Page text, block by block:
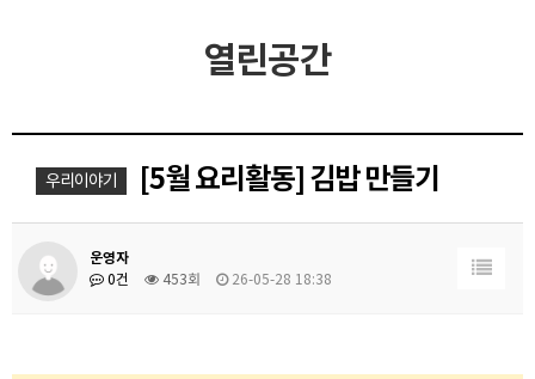
열린공간
우리이야기 [5월 요리활동] 김밥 만들기
운영자
0건
453회 26-05-28 18:38